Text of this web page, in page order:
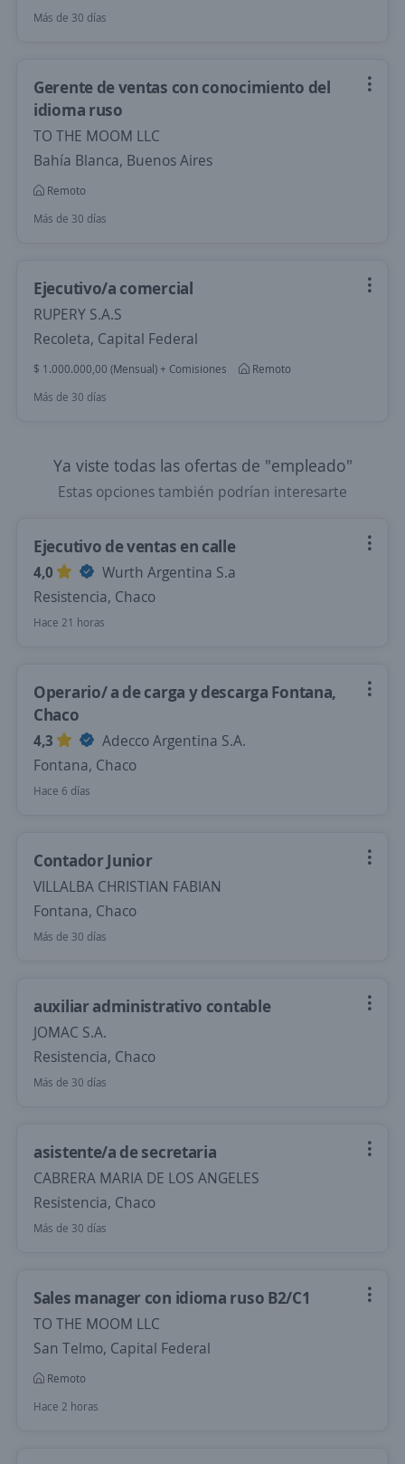
Más de 30 días
Gerente de ventas con conocimiento del
idioma ruso
TO THE MOOM LLC
Bahía Blanca, Buenos Aires
Remoto
Más de 30 días
Ejecutivo/a comercial
RUPERY S.A.S
Recoleta, Capital Federal
$ 1.000.000,00 (Mensual) + Comisiones
Remoto
Más de 30 días
Ya viste todas las ofertas de "empleado"
Estas opciones también podrían interesarte
Ejecutivo de ventas en calle
4,0
Wurth Argentina S.a
Resistencia, Chaco
Hace 21 horas
Operario/ a de carga y descarga Fontana,
Chaco
4,3
Adecco Argentina S.A.
Fontana, Chaco
Hace 6 días
Contador Junior
VILLALBA CHRISTIAN FABIAN
Fontana, Chaco
Más de 30 días
auxiliar administrativo contable
JOMAC S.A.
Resistencia, Chaco
Más de 30 días
asistente/a de secretaria
CABRERA MARIA DE LOS ANGELES
Resistencia, Chaco
Más de 30 días
Sales manager con idioma ruso B2/C1
TO THE MOOM LLC
San Telmo, Capital Federal
Remoto
Hace 2 horas